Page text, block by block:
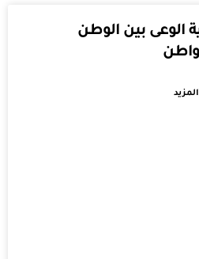
الوعى بين الوطن